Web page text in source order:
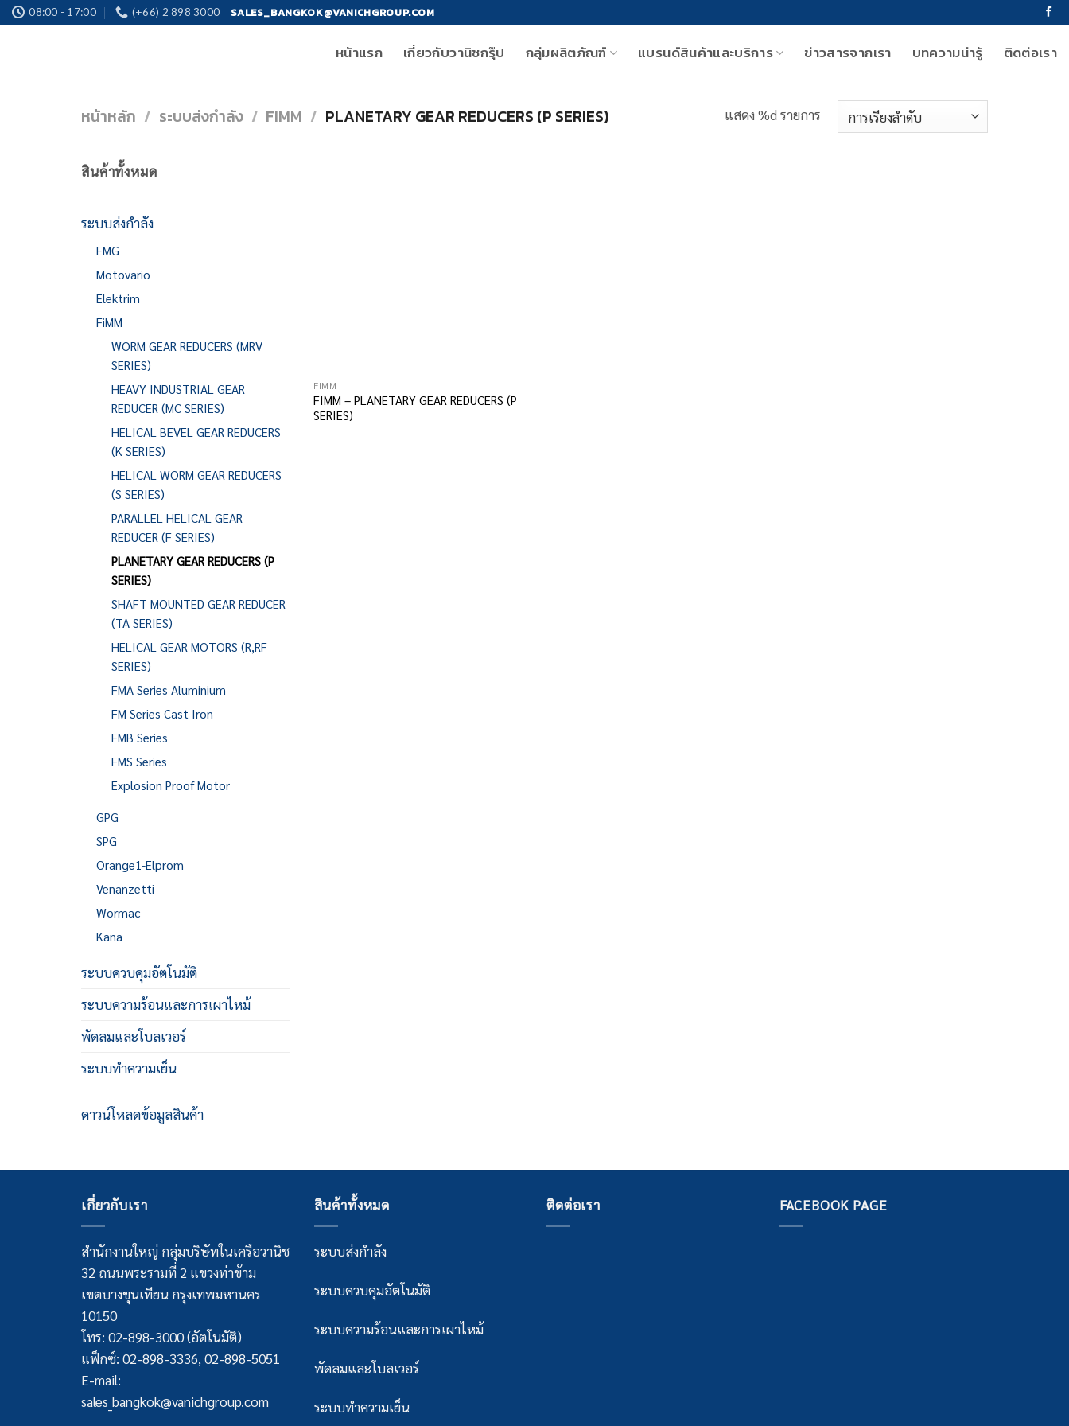
Skip 08:00 - 17:00 (+66) 2 898 3000 SALES_BANGKOK@VANICHGROUP.COM
หน้าแรก เกี่ยวกับวานิชกรุ๊ป กลุ่มผลิตภัณฑ์ แบรนด์สินค้าและบริการ ข่าวสารจากเรา บทความน่ารู้ ติดต่อเรา
หน้าหลัก / ระบบส่งกำลัง / FIMM / PLANETARY GEAR REDUCERS (P SERIES) แสดง %d รายการ
สินค้าทั้งหมด
ระบบส่งกำลัง
EMG
Motovario
Elektrim
FiMM
WORM GEAR REDUCERS (MRV
SERIES)
HEAVY INDUSTRIAL GEAR
REDUCER (MC SERIES)
HELICAL BEVEL GEAR REDUCERS
(K SERIES)
HELICAL WORM GEAR REDUCERS
(S SERIES)
PARALLEL HELICAL GEAR
REDUCER (F SERIES)
PLANETARY GEAR REDUCERS (P
SERIES)
SHAFT MOUNTED GEAR REDUCER
(TA SERIES)
HELICAL GEAR MOTORS (R,RF
SERIES)
FMA Series Aluminium
FM Series Cast Iron
FMB Series
FMS Series
Explosion Proof Motor
GPG
SPG
Orange1-Elprom
Venanzetti
Wormac
Kana
ระบบควบคุมอัตโนมัติ
ระบบความร้อนและการเผาไหม้
พัดลมและโบลเวอร์
ระบบทำความเย็น
ดาวน์โหลดข้อมูลสินค้า
FIMM
FIMM – PLANETARY GEAR REDUCERS (P
SERIES)
เกี่ยวกับเรา
สำนักงานใหญ่ กลุ่มบริษัทในเครือวานิช
32 ถนนพระรามที่ 2 แขวงท่าข้าม
เขตบางขุนเทียน กรุงเทพมหานคร
10150
โทร: 02-898-3000 (อัตโนมัติ)
แฟ็กซ์: 02-898-3336, 02-898-5051
E-mail:
sales_bangkok@vanichgroup.com
สินค้าทั้งหมด
ระบบส่งกำลัง
ระบบควบคุมอัตโนมัติ
ระบบความร้อนและการเผาไหม้
พัดลมและโบลเวอร์
ระบบทำความเย็น
ติดต่อเรา FACEBOOK PAGE